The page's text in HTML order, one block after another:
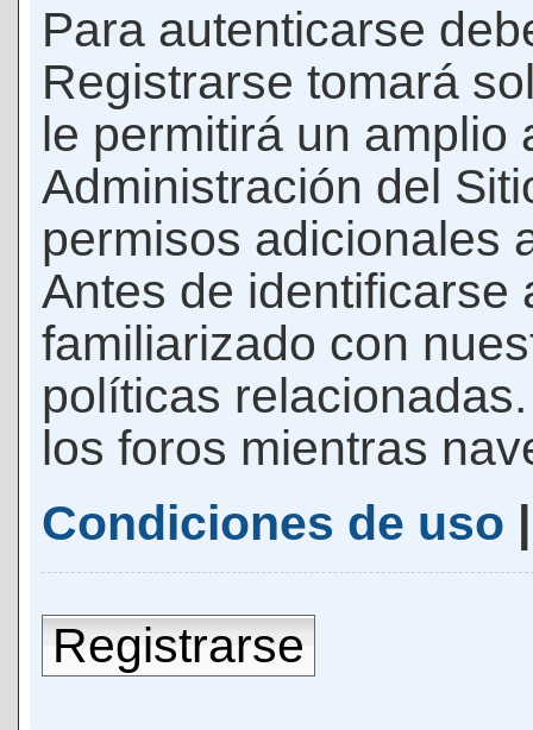
Para autenticarse
Registrarse tomará
le permitirá un amplio
Administración del
permisos adicionales
Antes de identificarse
familiarizado con
políticas
los foros mientras
Condiciones de uso
Registrarse